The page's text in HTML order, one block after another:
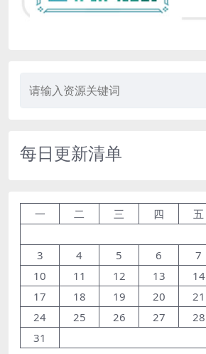
每日更新清单
一 二 三 四 五
3
4 5 6 7
10
11 12 13 14
17
18 19 20 21
24
25 26 27 28
31